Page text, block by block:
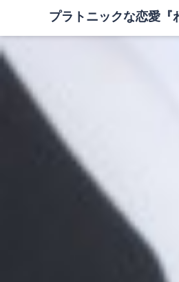
プラトニックな恋愛『